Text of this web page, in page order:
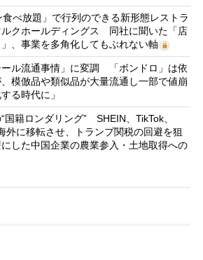
食べ放題」で行列のできる新形態レストラ
ルクホールディングス 同社に聞いた「店
、事業を多角化してもぶれない軸
ル流通事情」に変調 「ボンドロ」は依
模倣品や類似品が大量流通し一部で値崩
る時代に」
国籍ロンダリング” SHEIN、TikTok、
に移転させ、トランプ関税の回避を狙
した中国企業の農業参入・土地取得への